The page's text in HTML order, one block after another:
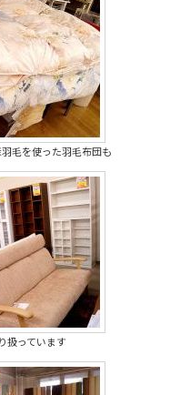
毛を使った羽毛布団も
扱っています